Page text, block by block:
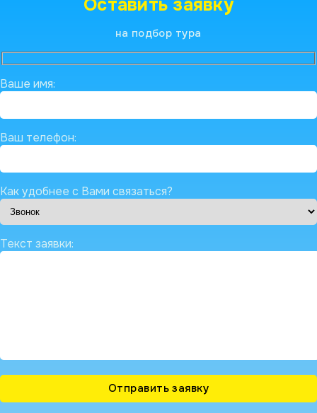
Оставить заявку
на подбор тура
Ваше имя:
Ваш телефон:
Как удобнее с Вами связаться?
Текст заявки: